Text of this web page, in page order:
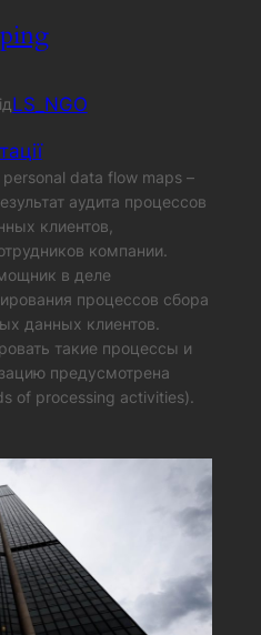
LS_NGO
data flow maps –
аудита процессов
клиентов,
компании.
в деле
процессов сбора
данных клиентов.
такие процессы и
предусмотрена
of processing activities).